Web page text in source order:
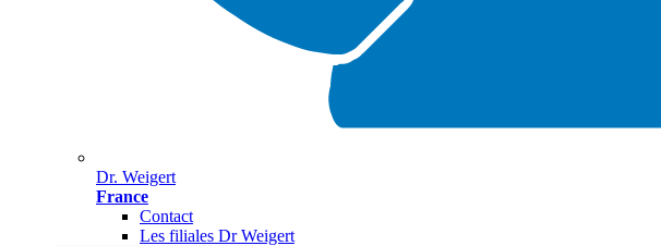
Dr. Weigert
France
Contact
Les filiales Dr Weigert